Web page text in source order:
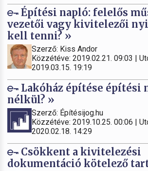
Építési napló: felelős
vezetői vagy kivitelezői
kell tenni? »
Szerző: Kiss Andor
Közzétéve: 2019.02.21. 09:03 |
2019.03.15. 19:19
Lakóház építése építési
nélkül? »
Szerző: Építésijog.hu
Közzétéve: 2019.10.25. 00:06 |
2020.02.18. 14:29
Csökkent a kivitelezési
dokumentáció kötelező